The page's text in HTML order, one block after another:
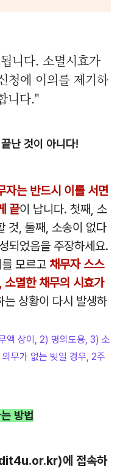
니다. 소멸시효가
청에 이의를 제기하
니다."
난 것이 아니다!
자는 반드시 이를 서면
끝이 납니다. 첫째, 소
것, 둘째, 소송이 없다
되었음을 주장하세요.
모르고 채무자 스스
멸한 채무의 시효가
상황이 다시 발생하
액 상이, 2) 명의도용, 3) 소
무가 없는 빚일 경우, 2주
방법
에 접속하